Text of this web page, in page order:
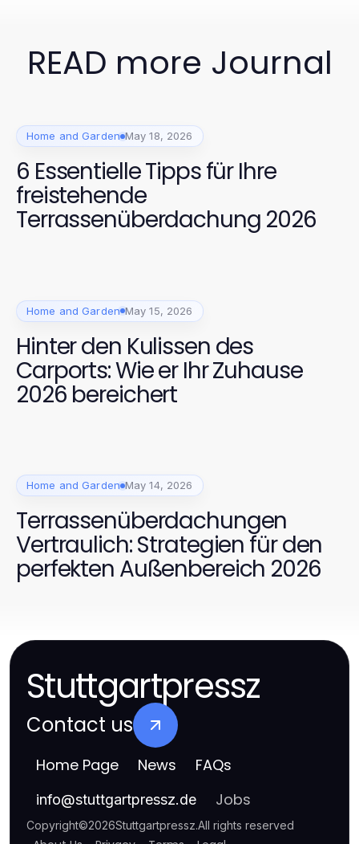
READ more Journal
Home and Garden May 18, 2026
6 Essentielle Tipps für Ihre
freistehende
Terrassenüberdachung 2026
Home and Garden May 15, 2026
Hinter den Kulissen des
Carports: Wie er Ihr Zuhause
2026 bereichert
Home and Garden May 14, 2026
Terrassenüberdachungen
Vertraulich: Strategien für den
perfekten Außenbereich 2026
Stuttgartpressz
Contact us
Home Page News FAQs
info@stuttgartpressz.de Jobs
Copyright©2026Stuttgartpressz.All rights reserved